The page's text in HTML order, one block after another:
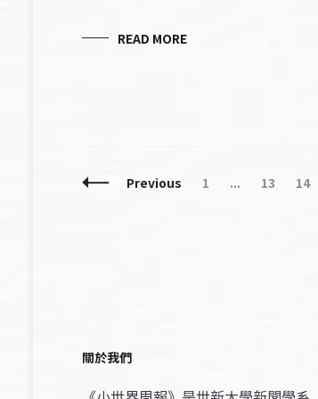
READ MORE
Posts
Previous Page
1 ... Page
13 Page
14
關於我們